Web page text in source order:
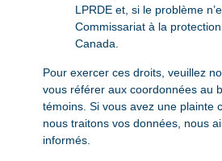
LPRDE et, si le problème
Commissariat à la
Canada.
Pour exercer ces droits, veuillez
vous référer aux coordonnées au
témoins. Si vous avez une plainte
nous traitons vos données, nous
informés.